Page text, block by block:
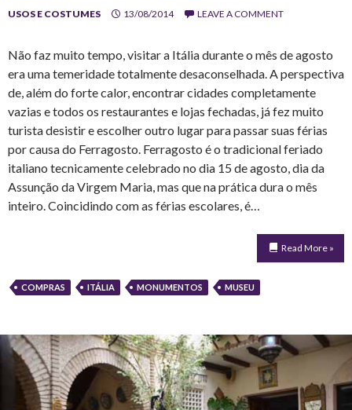
USOS E COSTUMES 13/08/2014 LEAVE A COMMENT
Não faz muito tempo, visitar a Itália durante o mês de agosto
era uma temeridade totalmente desaconselhada. A perspectiva
de, além do forte calor, encontrar cidades completamente
vazias e todos os restaurantes e lojas fechadas, já fez muito
turista desistir e escolher outro lugar para passar suas férias
por causa do Ferragosto. Ferragosto é o tradicional feriado
italiano tecnicamente celebrado no dia 15 de agosto, dia da
Assunção da Virgem Maria, mas que na prática dura o mês
inteiro. Coincidindo com as férias escolares, é…
Read More »
COMPRAS ITÁLIA MONUMENTOS MUSEU